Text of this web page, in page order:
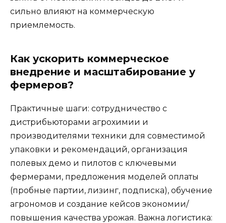
сильно влияют на коммерческую
приемлемость.
Как ускорить коммерческое
внедрение и масштабирование у
фермеров?
Практичные шаги: сотрудничество с
дистрибьюторами агрохимии и
производителями техники для совместимой
упаковки и рекомендаций, организация
полевых демо и пилотов с ключевыми
фермерами, предложения моделей оплаты
(пробные партии, лизинг, подписка), обучение
агрономов и создание кейсов экономии/
повышения качества урожая. Важна логистика: